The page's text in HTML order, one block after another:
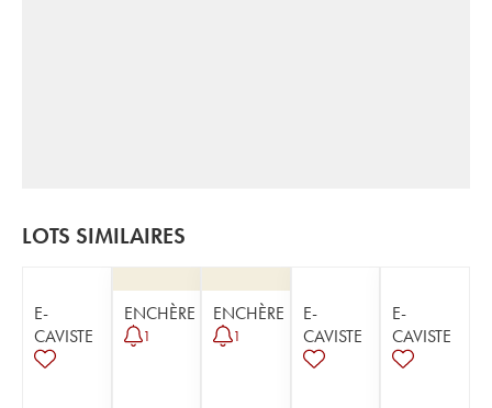
LOTS SIMILAIRES
E-
CAVISTE
ENCHÈRE
1
ENCHÈRE
1
E-
CAVISTE
E-
CAVISTE